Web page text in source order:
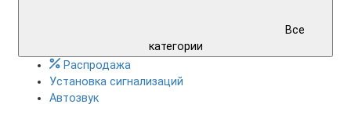
Все
категории
Распродажа
Установка сигнализаций
Автозвук